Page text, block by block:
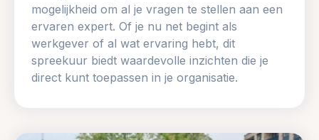
mogelijkheid om al je vragen te stellen aan een
ervaren expert. Of je nu net begint als
werkgever of al wat ervaring hebt, dit
spreekuur biedt waardevolle inzichten die je
direct kunt toepassen in je organisatie.